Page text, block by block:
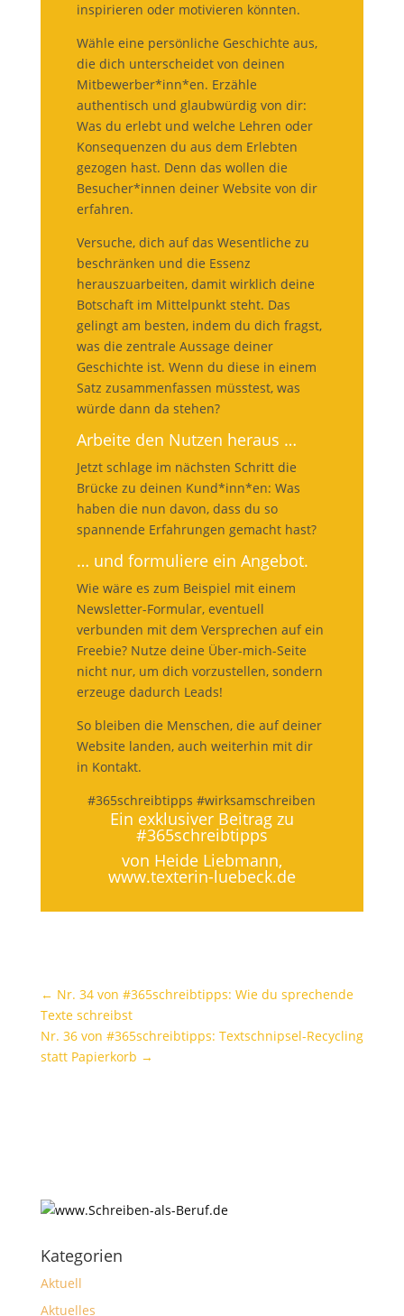
inspirieren oder motivieren könnten.
Wähle eine persönliche Geschichte aus,
die dich unterscheidet von deinen
Mitbewerber*inn*en. Erzähle
authentisch und glaubwürdig von dir:
Was du erlebt und welche Lehren oder
Konsequenzen du aus dem Erlebten
gezogen hast. Denn das wollen die
Besucher*innen deiner Website von dir
erfahren.
Versuche, dich auf das Wesentliche zu
beschränken und die Essenz
herauszuarbeiten, damit wirklich deine
Botschaft im Mittelpunkt steht. Das
gelingt am besten, indem du dich fragst,
was die zentrale Aussage deiner
Geschichte ist. Wenn du diese in einem
Satz zusammenfassen müsstest, was
würde dann da stehen?
Arbeite den Nutzen heraus …
Jetzt schlage im nächsten Schritt die
Brücke zu deinen Kund*inn*en: Was
haben die nun davon, dass du so
spannende Erfahrungen gemacht hast?
… und formuliere ein Angebot.
Wie wäre es zum Beispiel mit einem
Newsletter-Formular, eventuell
verbunden mit dem Versprechen auf ein
Freebie? Nutze deine Über-mich-Seite
nicht nur, um dich vorzustellen, sondern
erzeuge dadurch Leads!
So bleiben die Menschen, die auf deiner
Website landen, auch weiterhin mit dir
in Kontakt.
#365schreibtipps #wirksamschreiben
Ein exklusiver Beitrag zu
#365schreibtipps
von Heide Liebmann,
www.texterin-luebeck.de
← Nr. 34 von #365schreibtipps: Wie du sprechende
Texte schreibst
Nr. 36 von #365schreibtipps: Textschnipsel-Recycling
statt Papierkorb →
Kategorien
Aktuell
Aktuelles